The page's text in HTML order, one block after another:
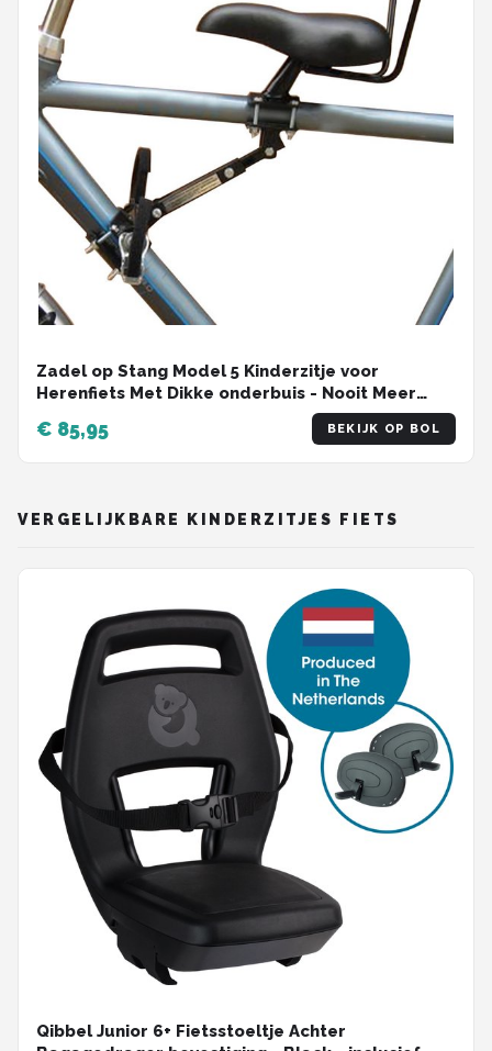
Zadel op Stang Model 5 Kinderzitje voor
Herenfiets Met Dikke onderbuis - Nooit Meer
€ 85,95 BEKIJK OP BOL
VERGELIJKBARE KINDERZITJES FIETS
Qibbel Junior 6+ Fietsstoeltje Achter